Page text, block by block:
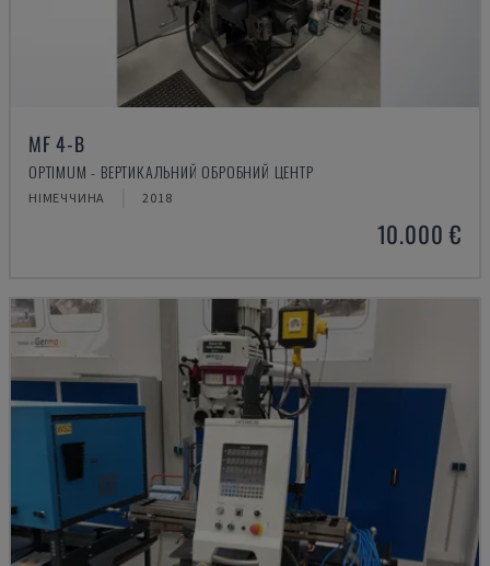
MF 4-B
OPTIMUM - ВЕРТИКАЛЬНИЙ ОБРОБНИЙ ЦЕНТР
НІМЕЧЧИНА 2018
10.000 €